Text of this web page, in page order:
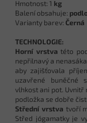
Hmotnost: 1 kg
Balení obsahuje:
Varianty barev: Černá
TECHNOLOGIE:
Horní vrstva této
nepřilnavý a
aby zajišťovala
uzavřené buněčné
vlhkost ani pot. Uvnitř
podložka se dobře
Střední vrstva tvoří
Střed jógamatky je